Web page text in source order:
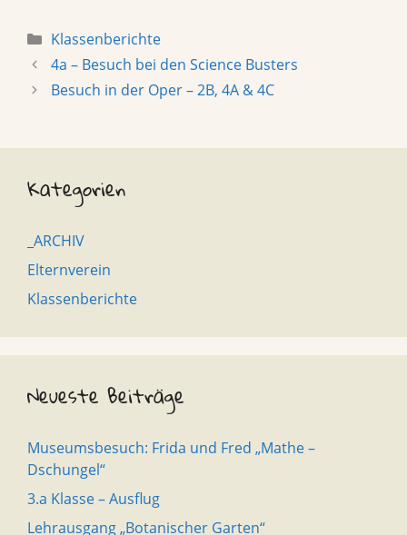
Categories
Klassenberichte
4a – Besuch bei den Science Busters
Besuch in der Oper – 2B, 4A & 4C
Kategorien
_ARCHIV
Elternverein
Klassenberichte
Neueste Beiträge
Museumsbesuch: Frida und Fred „Mathe –
Dschungel“
3.a Klasse – Ausflug
Lehrausgang „Botanischer Garten“